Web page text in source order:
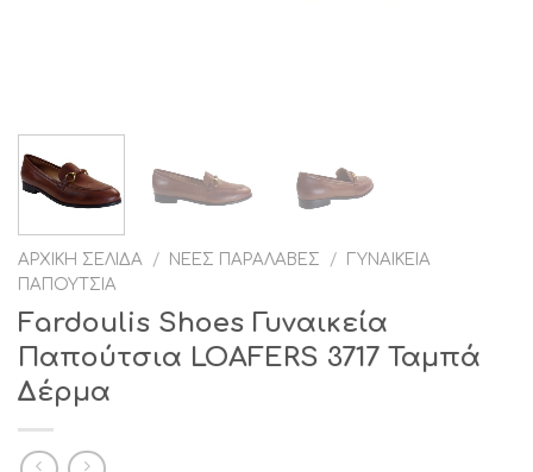
ΑΡΧΙΚΉ ΣΕΛΊΔΑ / ΝΈΕΣ ΠΑΡΑΛΑΒΈΣ /
ΓΥΝΑΙΚΕΊΑ
ΠΑΠΟΎΤΣΙΑ
Fardoulis Shoes Γυναικεία
Παπούτσια LOAFERS 3717 Ταμπά
Δέρμα